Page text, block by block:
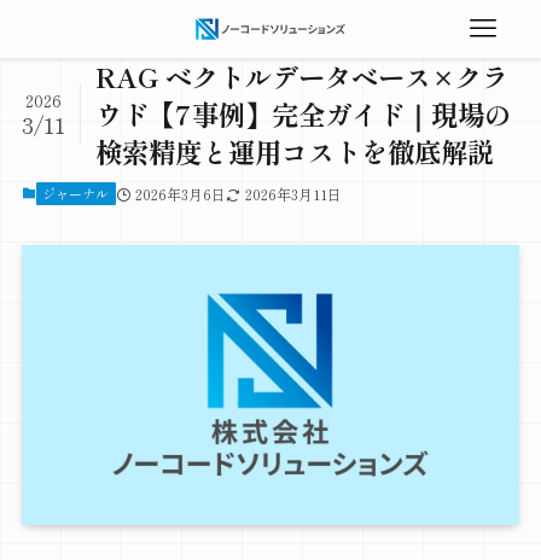
RAG ベクトルデータベース×クラ
ウド【7事例】完全ガイド｜現場の
検索精度と運用コストを徹底解説
2026
3/11
ジャーナル 2026年3月6日 2026年3月11日